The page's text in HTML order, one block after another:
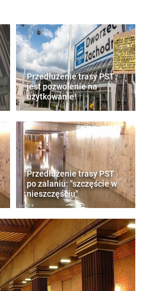
Przedłużenie trasy PST:
jest pozwolenie na
użytkowanie!
Przedłużenie trasy PST
po zalaniu: "szczęście w
nieszczęściu"